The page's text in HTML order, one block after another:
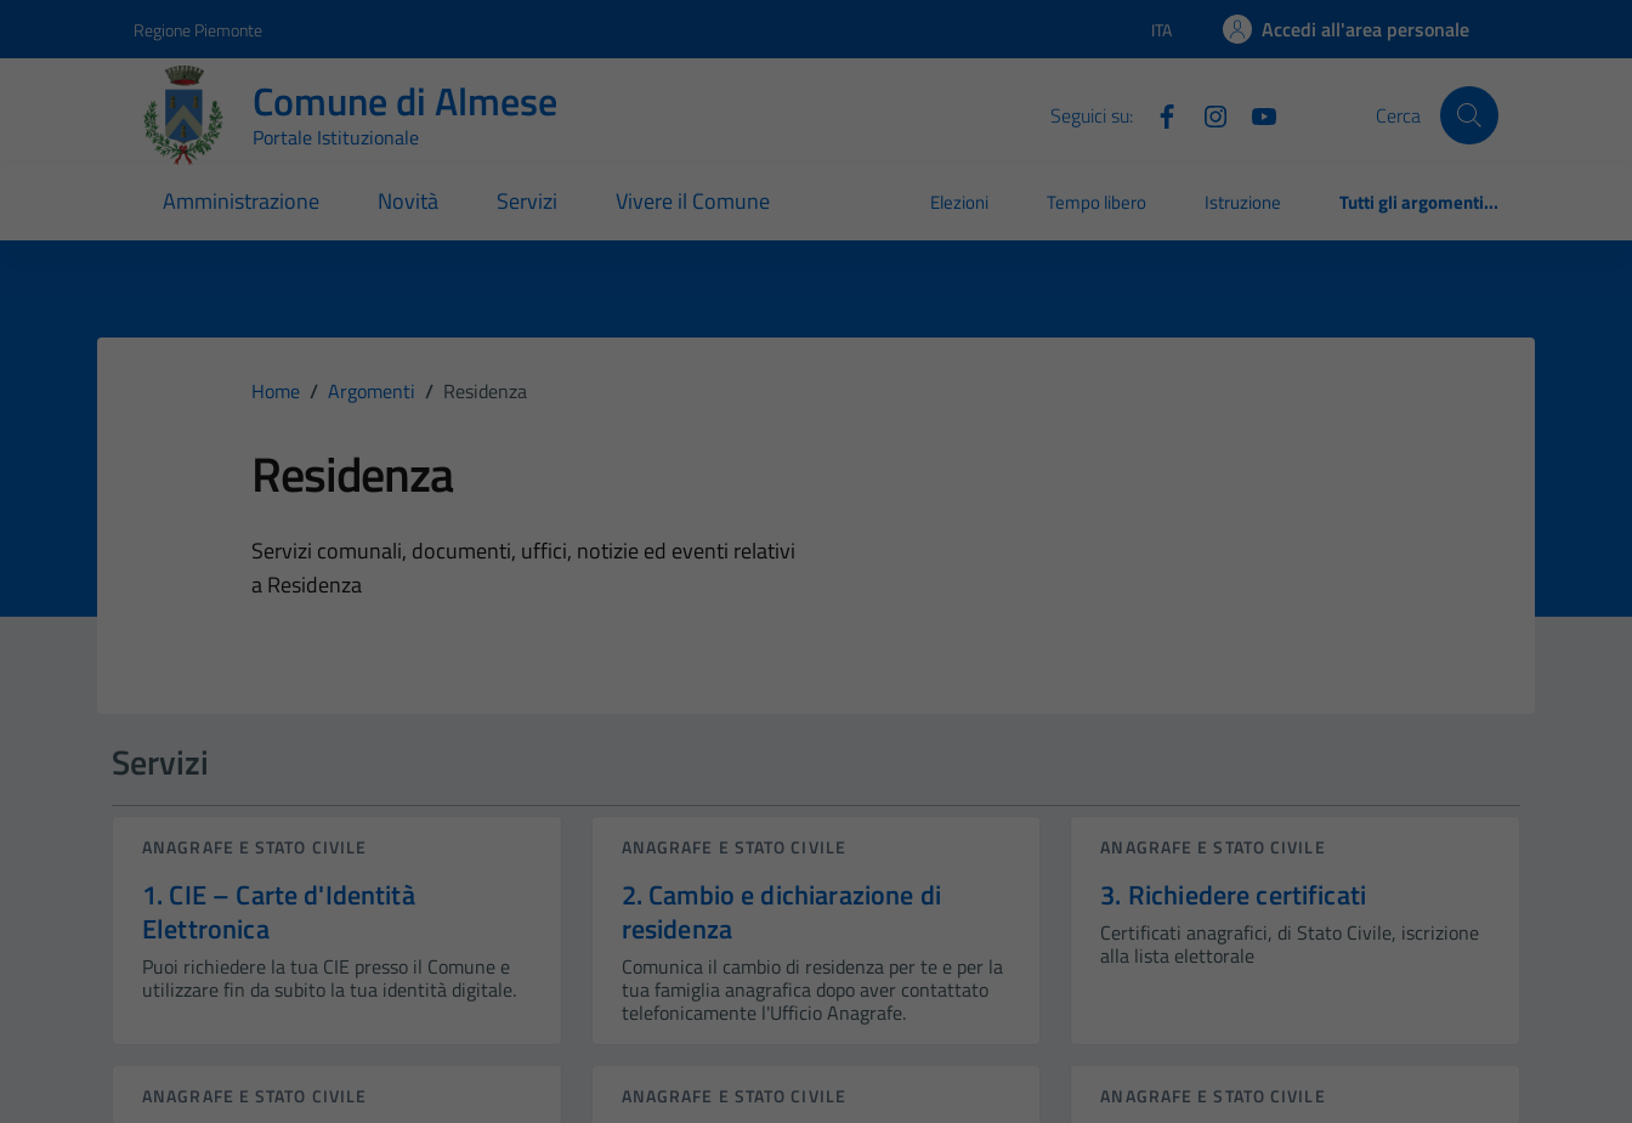
Regione Piemonte Lingua attiva:
ITA Accedi all'area personale
Comune di Almese
Portale Istituzionale
Seguici su: Cerca
Amministrazione Novità Servizi Vivere il Comune Elezioni Tempo libero Istruzione Tutti gli argomenti...
Home / Argomenti / Residenza
Residenza
Dettagli dell'argomento
Servizi comunali, documenti, uffici, notizie ed eventi relativi
a Residenza
Servizi
ANAGRAFE E STATO CIVILE
1. CIE – Carte d'Identità
Elettronica
Puoi richiedere la tua CIE presso il Comune e
utilizzare fin da subito la tua identità digitale.
ANAGRAFE E STATO CIVILE
2. Cambio e dichiarazione di
residenza
Comunica il cambio di residenza per te e per la
tua famiglia anagrafica dopo aver contattato
telefonicamente l'Ufficio Anagrafe.
ANAGRAFE E STATO CIVILE
3. Richiedere certificati
Certificati anagrafici, di Stato Civile, iscrizione
alla lista elettorale
ANAGRAFE E STATO CIVILE ANAGRAFE E STATO CIVILE ANAGRAFE E STATO CIVILE